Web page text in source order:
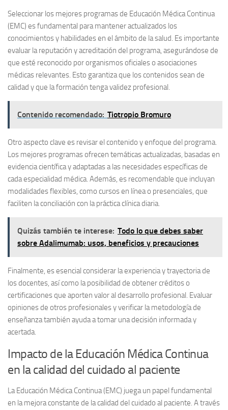
Seleccionar los mejores programas de Educación Médica Continua
(EMC) es fundamental para mantener actualizados los
conocimientos y habilidades en el ámbito de la salud. Es importante
evaluar lareputación y acreditación del programa, asegurándose de
que esté reconocido por organismos oficiales o asociaciones
médicas relevantes. Esto garantiza que los contenidos sean de
calidad y que la formación tenga validez profesional.
Contenido recomendado: Tiotropio Bromuro
Otro aspecto clave es revisar el contenido y enfoque del programa.
Los mejores programas ofrecen temáticas actualizadas, basadas en
evidencia científica y adaptadas a las necesidades específicas de
cada especialidad médica. Además, es recomendable que incluyan
modalidades flexibles, como cursos en línea o presenciales, que
faciliten la conciliación con la práctica clínica diaria.
Quizás también te interese: Todo lo que debes saber
sobre Adalimumab: usos, beneficios y precauciones
Finalmente, es esencial considerar laexperiencia y trayectoria de
los docentes, así como la posibilidad de obtener créditos o
certificaciones que aporten valor al desarrollo profesional. Evaluar
opiniones de otros profesionales y verificar la metodología de
enseñanza también ayuda a tomar una decisión informada y
acertada.
Impacto de la Educación Médica Continua
en la calidad del cuidado al paciente
LaEducación Médica Continua (EMC) juega un papel fundamental
en la mejora constante de la calidad del cuidado al paciente. A través